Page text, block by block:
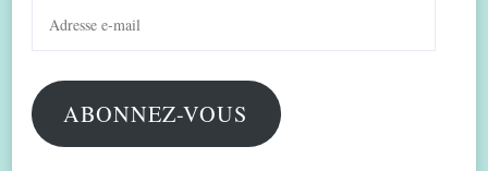
mail
ABONNEZ-VOUS